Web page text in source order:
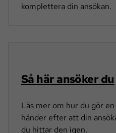
komplettera din ansökan.
Så här ansöker du
Läs mer om hur du gör en
händer efter att din
du hittar den igen.